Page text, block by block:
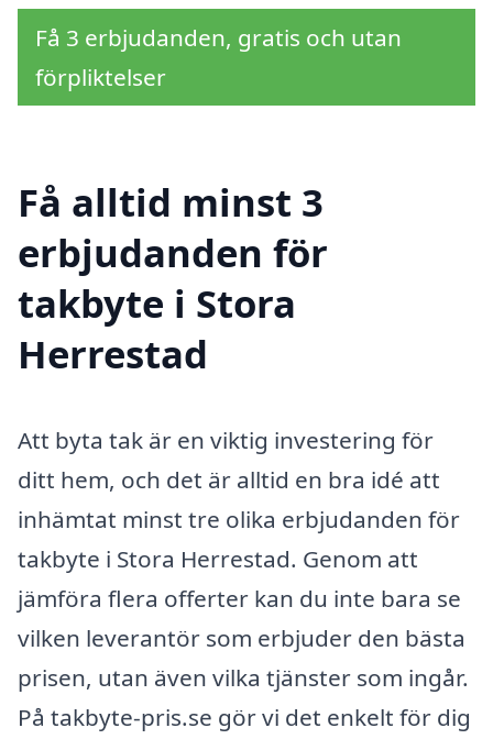
Få 3 erbjudanden, gratis och utan
förpliktelser
Få alltid minst 3
erbjudanden för
takbyte i Stora
Herrestad
Att byta tak är en viktig investering för
ditt hem, och det är alltid en bra idé att
inhämtat minst tre olika erbjudanden för
takbyte i Stora Herrestad. Genom att
jämföra flera offerter kan du inte bara se
vilken leverantör som erbjuder den bästa
prisen, utan även vilka tjänster som ingår.
På takbyte-pris.se gör vi det enkelt för dig